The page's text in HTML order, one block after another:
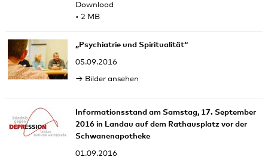
Download
• 2 MB
„Psychiatrie und Spiritualität“
05.09.2016
Bilder ansehen
Informationsstand am Samstag, 17. September
2016 in Landau auf dem Rathausplatz vor der
Schwanenapotheke
01.09.2016